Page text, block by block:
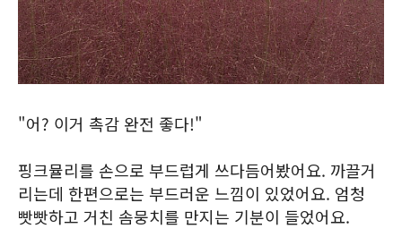
"어? 이거 촉감 완전 좋다!"
핑크뮬리를 손으로 부드럽게 쓰다듬어봤어요. 까끌거
리는데 한편으로는 부드러운 느낌이 있었어요. 엄청
빳빳하고 거친 솜뭉치를 만지는 기분이 들었어요.